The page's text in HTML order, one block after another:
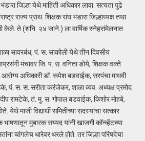
जिल्हा येथे माहिती अधिकार लावा. सत्यता पुढे
राज्य प्राथ. शिक्षक संघ भंडारा जिल्हाध्यक्ष तथा
केले. ते (शनि. २४ जाने.) ला वार्षिक स्नेहसंमेलनात
सावरबंध, पं. स. साकोली येथे तीन दिवसीय
मंचावर जि. प. स. वनिता डोये, शिक्षक वक्ते
अधिकारी डॉ. रूपेश बडवाईक, सरपंचा माधवी
पं. स. स. सरीता करंजेकर, शाळा व्यव. अध्यक्ष प्रमोद
रामटेके, तं. मु. स. गोपाल बडवाईक, किशोर मोहबे,
येथे माजी विद्यार्थी समितीच्या सदस्यांचा सत्कार
मुबारक सय्यद यांनी खाजगी कॉन्व्हेंटच्या
चांगलेच धारेवर धरले होते. तर जिल्हा परिषदेचा